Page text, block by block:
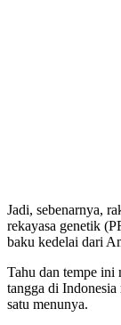
Jadi, sebenarnya,
rekayasa genetik
baku kedelai dari
Tahu dan tempe ini
tangga di Indonesia
satu menunya.